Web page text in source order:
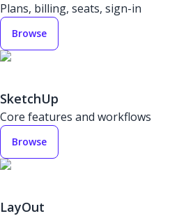
Plans, billing, seats, sign-in
Browse
SketchUp
Core features and workflows
Browse
LayOut